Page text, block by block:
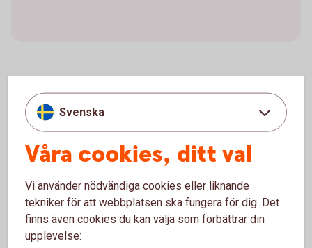
Hantera din tjänstepension i Mina
försäkringar
Mina försäkringar är en portal där du kan se innehav,
sparandeförsäkringar i Swedbank Försäkring. Allt du
behöver är ett Mobilt BankID, du behöver inte ha vår
internetbank eller app sedan innan.
Svenska
Våra cookies, ditt val
Vi använder nödvändiga cookies eller liknande
tekniker för att webbplatsen ska fungera för dig. Det
finns även cookies du kan välja som förbättrar din
upplevelse: